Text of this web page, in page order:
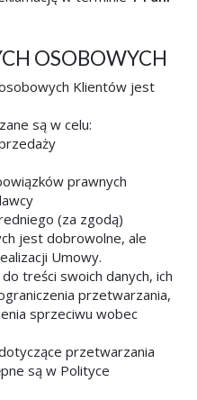
OSOBOWYCH
Klientów jest
są w celu:
prawnych
(za zgodą)
jest dobrowolne, ale
Umowy.
treści swoich danych, ich
przetwarzania,
sprzeciwu wobec
przetwarzania
są w Polityce